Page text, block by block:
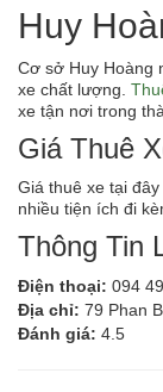
Huy
Cơ sở Huy Hoàng
xe chất lượng.
xe tận nơi trong
Giá Thuê
Giá thuê xe tại
nhiều tiện ích đi
Thông Tin
Điện thoại: 094
Địa chỉ: 79 Phan
Đánh giá: 4.5